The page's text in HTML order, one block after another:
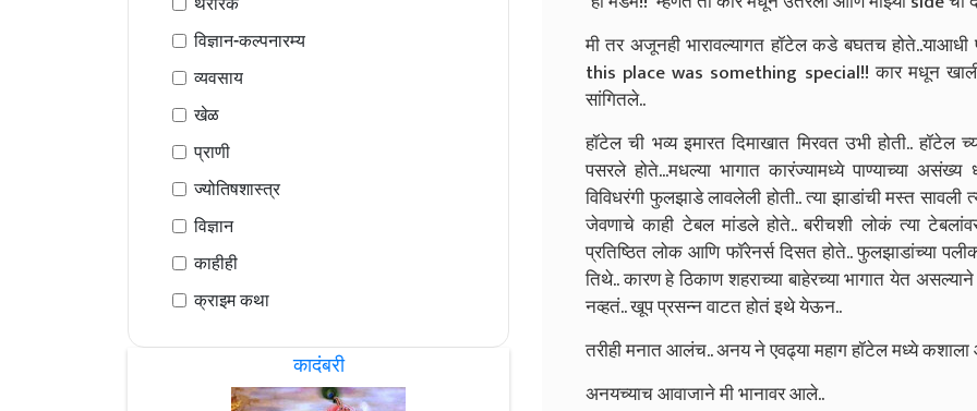
विज्ञान-कल्पनारम्य
व्यवसाय
खेळ
प्राणी
ज्योतिषशास्त्र
विज्ञान
काहीही
क्राइम कथा
कादंबरी
मी तर अजूनही भारावल्यागत हॉटेल कडे बघतच
this place was something special!! कार मधून
सांगितले..
हॉटेल ची भव्य इमारत दिमाखात मिरवत उभी होती..
पसरले होते...मधल्या भागात कारंज्यामध्ये पाण्याच्या
विविधरंगी फुलझाडे लावलेली होती.. त्या झाडांची मस्त सावली
जेवणाचे काही टेबल मांडले होते.. बरीचशी लोकं त्या
प्रतिष्ठित लोक आणि फॉरेनर्स दिसत होते.. फुलझाडांच्या
तिथे.. कारण हे ठिकाण शहराच्या बाहेरच्या भागात येत
नव्हतं.. खूप प्रसन्न वाटत होतं इथे येऊन..
तरीही मनात आलंच.. अनय ने एवढ्या महाग हॉटेल मध्ये
अनयच्याच आवाजाने मी भानावर आले..